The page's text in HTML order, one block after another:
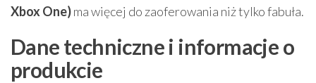
Xbox One)ma więcej do zaoferowania niż tylko fabuła.
Dane techniczne i informacje o
produkcie